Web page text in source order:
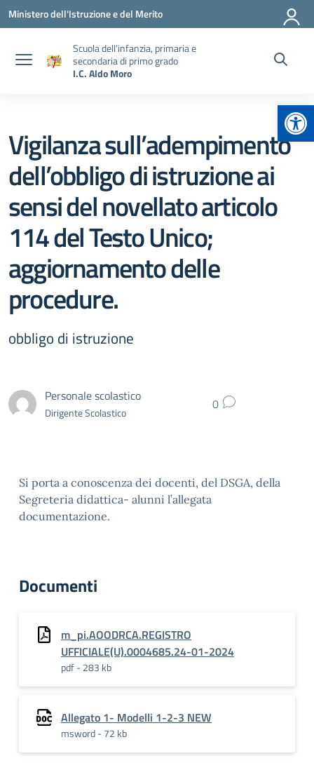
Vai ai contenuti
Vai al menu di navigazione
Vai al footer
Ministero dell'Istruzione e del Merito
Scuola dell’infanzia, primaria e
secondaria di primo grado
I.C. Aldo Moro
Vigilanza sull’adempimento
dell’obbligo di istruzione ai
sensi del novellato articolo
114 del Testo Unico;
aggiornamento delle
procedure.
obbligo di istruzione
Personale scolastico
Dirigente Scolastico 0
Si porta a conoscenza dei docenti, del DSGA, della
Segreteria didattica- alunni l’allegata
documentazione.
Documenti
m_pi.AOODRCA.REGISTRO
UFFICIALE(U).0004685.24-01-2024
pdf - 283 kb
Allegato 1- Modelli 1-2-3 NEW
msword - 72 kb